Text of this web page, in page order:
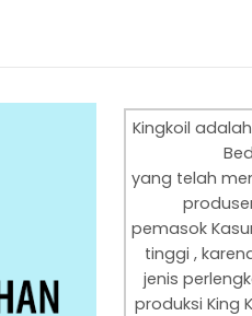
Kingkoil
Bed
yang telah
pemasok
tinggi ,
jenis
produksi King